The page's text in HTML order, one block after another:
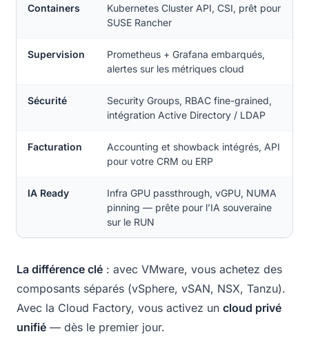
Containers
Kubernetes Cluster API, CSI, prêt pour
SUSE Rancher
Supervision
Prometheus + Grafana embarqués,
alertes sur les métriques cloud
Sécurité
Security Groups, RBAC fine-grained,
intégration Active Directory / LDAP
Facturation
Accounting et showback intégrés, API
pour votre CRM ou ERP
IA Ready
Infra GPU passthrough, vGPU, NUMA
pinning — prête pour l’IA souveraine
sur le RUN
La différence clé : avec VMware, vous achetez des
composants séparés (vSphere, vSAN, NSX, Tanzu).
Avec la Cloud Factory, vous activez un cloud privé
unifié — dès le premier jour.